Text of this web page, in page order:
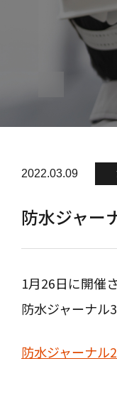
2022.03.09
防水ジャー
1月26日に開催
防水ジャーナル
防水ジャーナ